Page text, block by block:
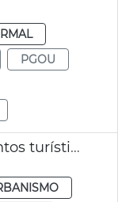
PGOU
Ejecución cierres apartamentos turísticos ilegales